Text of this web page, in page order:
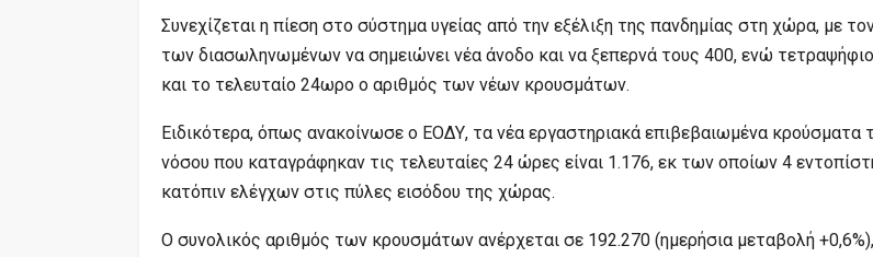
Συνεχίζεται η πίεση στο σύστημα υγείας από την εξέλιξη της πανδημίας στη χώρα, με
των διασωληνωμένων να σημειώνει νέα άνοδο και να ξεπερνά τους 400, ενώ
και το τελευταίο 24ωρο ο αριθμός των νέων κρουσμάτων.
Ειδικότερα, όπως ανακοίνωσε ο ΕΟΔΥ, τα νέα εργαστηριακά επιβεβαιωμένα κρούσματα
νόσου που καταγράφηκαν τις τελευταίες 24 ώρες είναι 1.176, εκ των οποίων 4
κατόπιν ελέγχων στις πύλες εισόδου της χώρας.
Ο συνολικός αριθμός των κρουσμάτων ανέρχεται σε 192.270 (ημερήσια μεταβολή